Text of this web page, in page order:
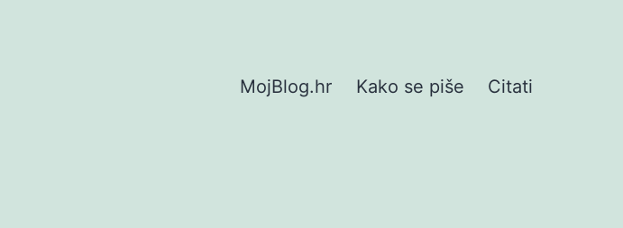
MojBlog.hr Kako se piše Citati